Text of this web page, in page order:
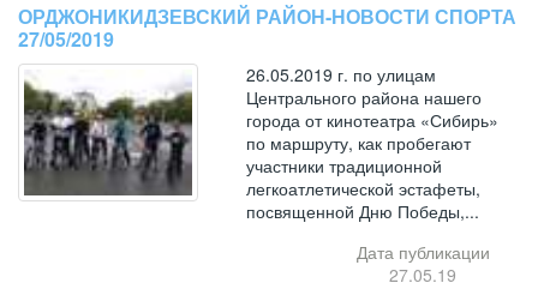
ОРДЖОНИКИДЗЕВСКИЙ РАЙОН-НОВОСТИ СПОРТА
27/05/2019
26.05.2019 г. по улицам
Центрального района нашего
города от кинотеатра «Сибирь»
по маршруту, как пробегают
участники традиционной
легкоатлетической эстафеты,
посвященной Дню Победы,...
Дата публикации
27.05.19